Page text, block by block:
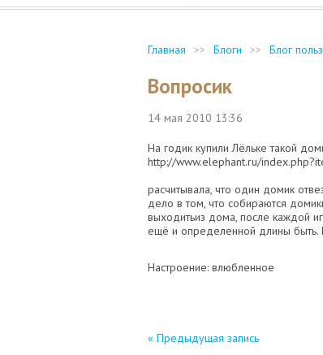
Главная >> Блоги >> Блог
Вопросик
14 мая 2010 13:36
На годик купили Лёльке такой
http://www.elephant.ru/
расчитывала, что один домик
дело в том, что собираются
выходитьиз дома, после каждой
ещё и определенной длины быть.
Настроение: влюбленное
« Предыдущая запись